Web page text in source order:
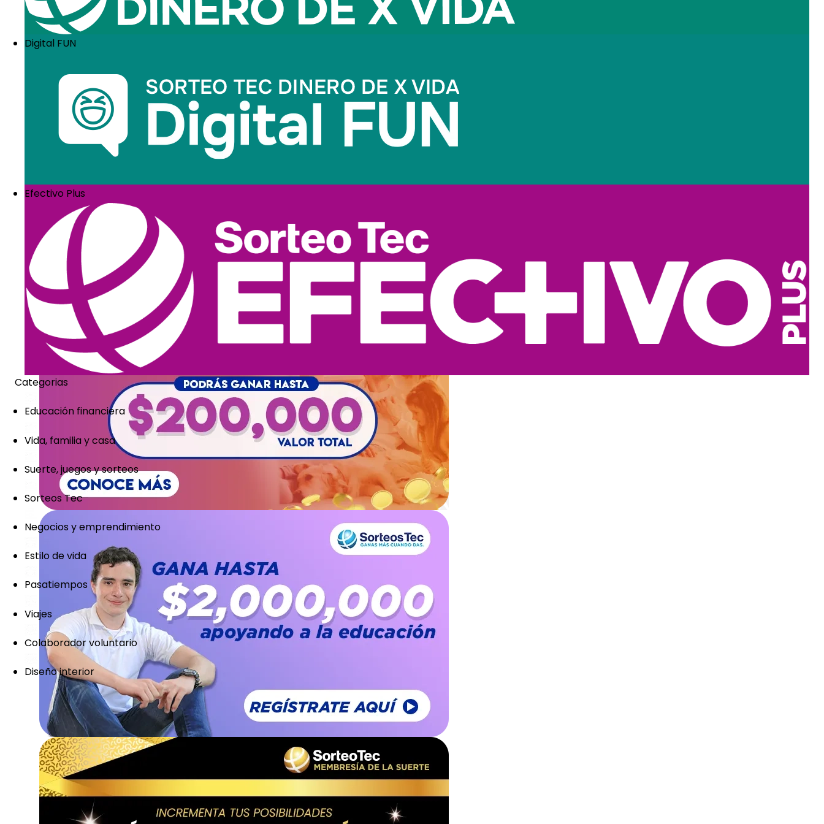
Digital FUN
Efectivo Plus
Categorias
Educación financiera
Vida, familia y casa
Suerte, juegos y sorteos
Sorteos Tec
Negocios y emprendimiento
Estilo de vida
Pasatiempos
Viajes
Colaborador voluntario
Diseño interior
Facebook
X LinkedIn WhatsApp
Email